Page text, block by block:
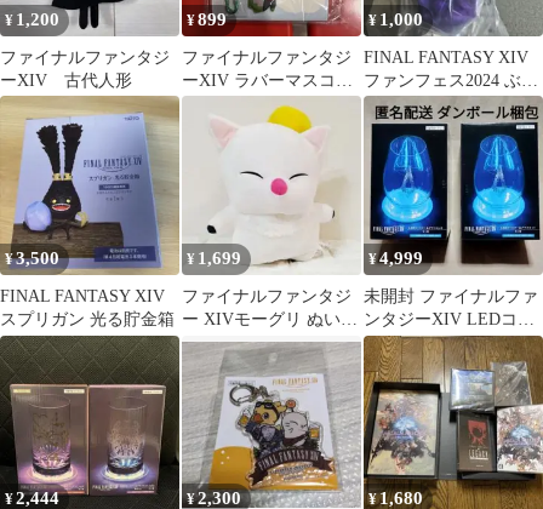
¥ 1,200
ファイナルファンタジ
ーXIV 古代人形
¥899
ファイナルファンタジ
ーXIV ラバーマスコッ
トキーホルダー サボテ
ンダー
¥ 1,000
FINAL FANTASY XIV
ファンフェス2024 ぶど
う
¥3,500
FINAL FANTASY XIV
スプリガン 光る貯金箱
¥ 1,699
ファイナルファンタジ
ー XIVモーグリ ぬいぐ
るみ タイトー
¥4,999
未開封 ファイナルファ
ンタジーXIV LEDコー
スター＆グラスセット
¥2,444 ¥2,300 ¥1,680